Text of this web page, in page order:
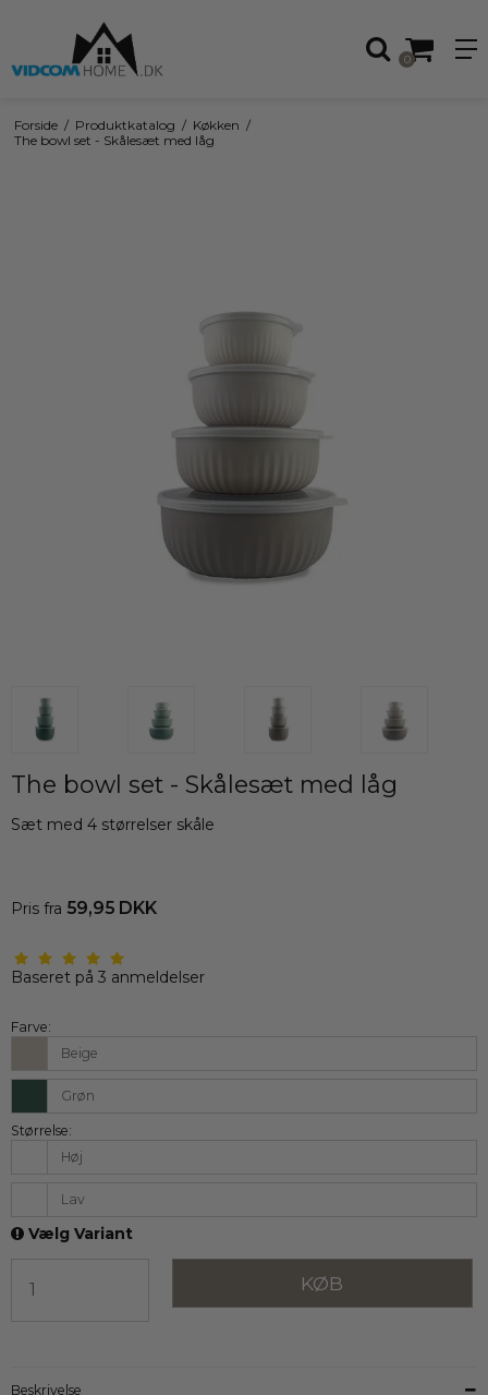
0
Forside / Produktkatalog / Køkken /
The bowl set - Skålesæt med låg
The bowl set - Skålesæt med låg
Sæt med 4 størrelser skåle
Pris fra 59,95 DKK
Baseret på 3 anmeldelser
Farve:
Beige
Grøn
Størrelse:
Høj
Lav
Vælg Variant
KØB
Beskrivelse